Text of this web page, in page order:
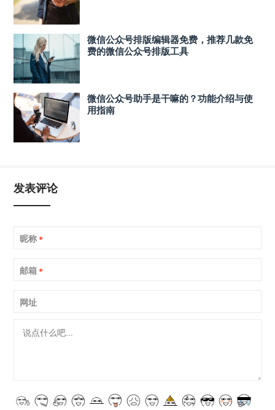
微信公众号排版编辑器免费，推荐几款免
费的微信公众号排版工具
微信公众号助手是干嘛的？功能介绍与使
用指南
发表评论
昵称 *
邮箱 *
网址